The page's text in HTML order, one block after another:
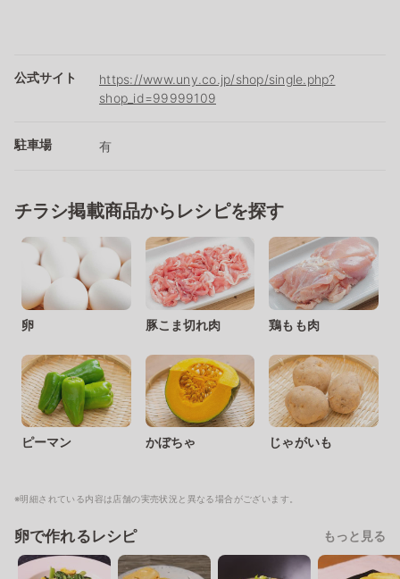
公式サイト
https://www.uny.co.jp/shop/single.php?
shop_id=99999109
駐車場 有
チラシ掲載商品からレシピを探す
卵 豚こま切れ肉 鶏もも肉
ピーマン かぼちゃ じゃがいも
※明細されている内容は店舗の実売状況と異なる場合がございます。
卵で作れるレシピ もっと見る